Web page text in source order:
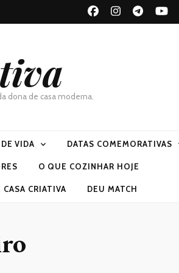
dona de casa moderna.
VIDA DATAS COMEMORATIVAS
O QUE COZINHAR HOJE
CRIATIVA DEU MATCH